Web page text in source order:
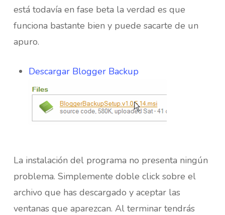
está todavía en fase beta la verdad es que
funciona bastante bien y puede sacarte de un
apuro.
Descargar Blogger Backup
La instalación del programa no presenta ningún
problema. Simplemente doble click sobre el
archivo que has descargado y aceptar las
ventanas que aparezcan. Al terminar tendrás